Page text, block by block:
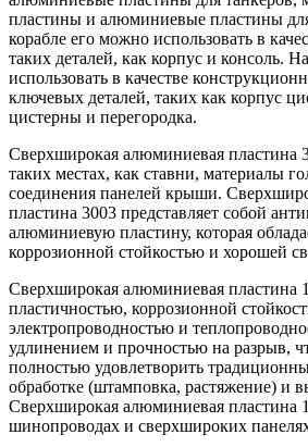
пластины и алюминиевые пластины
корабле его можно использовать в
таких деталей, как корпус и консоль.
использовать в качестве
ключевых деталей, таких как корпус
цистерны и перегородка.
Сверхширокая алюминиевая пластина
таких местах, как ставни, материалы
соединения панелей крыши.
пластина 3003 представляет собой
алюминиевую пластину, которая
коррозионной стойкостью и хорошей
Сверхширокая алюминиевая пластина
пластичностью, коррозионной
электропроводностью и
удлинением и прочностью на разрыв,
полностью удовлетворить
обработке (штамповка, растяжение) и
Сверхширокая алюминиевая пластина
шинопроводах и сверхшироких